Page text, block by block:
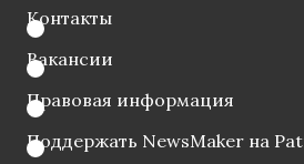
Контакты
Вакансии
Правовая информация
Поддержать NewsMaker на